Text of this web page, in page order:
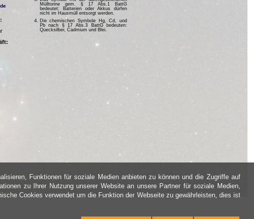
Mülltonne gem. § 17 Abs.1 BattG
bedeutet: Batterien oder Akkus dürfen
nicht im Hausmüll entsorgt werden.
Die chemischen Symbole Hg, Cd, und
Pb nach § 17 Abs.3 BattG bedeuten:
Quecksilber, Cadmium und Blei.
Funktionen für soziale Medien anbieten zu können und die Zugriffe auf
zu Ihrer Nutzung unserer Website an unsere Partner für soziale Medien,
Cookies verwendet um die Funktion der Webseite zu gewährleisten, dies ist